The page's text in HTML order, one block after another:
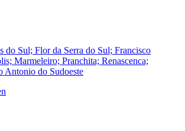
do Sul; Flor da Serra do Sul; Francisco
Marmeleiro; Pranchita; Renascenca;
Antonio do Sudoeste